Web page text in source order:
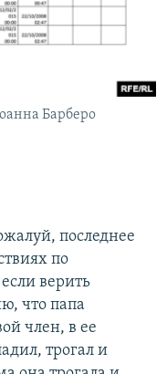
Барберо
последнее
по
верить
что папа
член, в ее
трогал и